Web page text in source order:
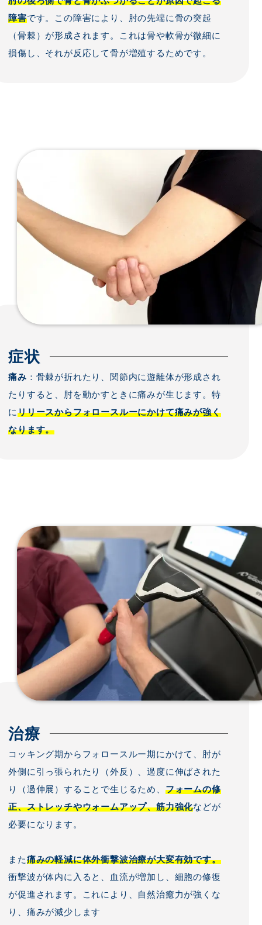
障害です。この障害により、肘の先端に骨の突起
（骨棘）が形成されます。これは骨や軟骨が微細に
損傷し、それが反応して骨が増殖するためです。
症状
痛み ：骨棘が折れたり、関節内に遊離体が形成され
たりすると、肘を動かすときに痛みが生じます。特
にリリースからフォロースルーにかけて痛みが強く
なります。
治療
コッキング期からフォロースルー期にかけて、肘が
外側に引っ張られたり（外反）、過度に伸ばされた
り（過伸展）することで生じるため、 フォームの修
正、ストレッチやウォームアップ、筋力強化などが
必要になります。
また痛みの軽減に体外衝撃波治療が大変有効です。
衝撃波が体内に入ると、血流が増加し、細胞の修復
が促進されます。これにより、自然治癒力が強くな
り、痛みが減少します